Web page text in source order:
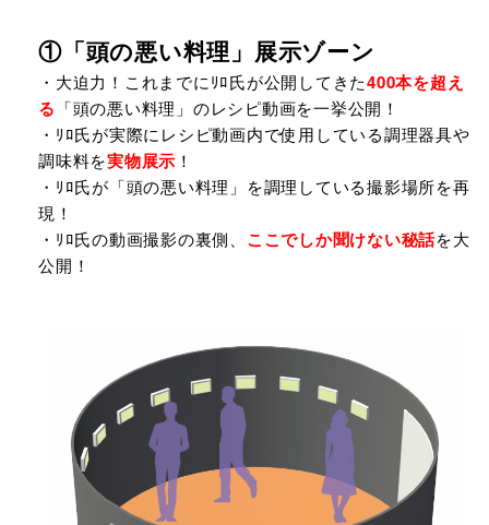
①「頭の悪い料理」展示ゾーン
・大迫力！これまでにﾘﾛ氏が公開してきた400本を超え
る 「頭の悪い料理」のレシピ動画を一挙公開！
・ﾘﾛ氏が実際にレシピ動画内で使用している調理器具や
調味料を実物展示 ！
・ﾘﾛ氏が「頭の悪い料理」を調理している撮影場所を再
現！
・ﾘﾛ氏の動画撮影の裏側、 ここでしか聞けない秘話を大
公開！